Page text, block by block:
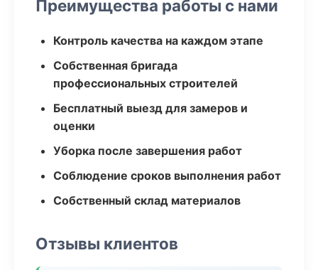
Преимущества работы с нами
Контроль качества на каждом этапе
Собственная бригада
профессиональных строителей
Бесплатный выезд для замеров и
оценки
Уборка после завершения работ
Соблюдение сроков выполнения работ
Собственный склад материалов
Отзывы клиентов